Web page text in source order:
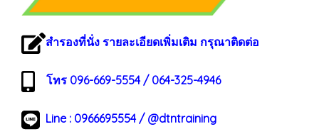
สำรองที่นั่ง รายละเอียดเพิ่มเติม กรุณาติดต่อ
โทร 096-669-5554 / 064-325-4946
Line : 0966695554/ @dtntraining